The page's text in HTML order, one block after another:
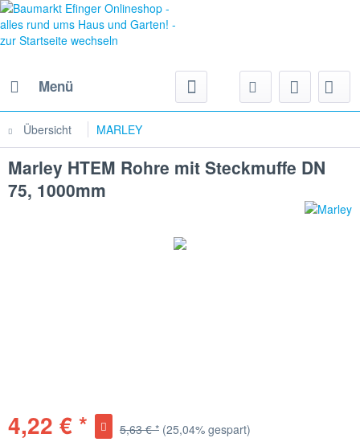
Menü
Übersicht MARLEY
Marley HTEM Rohre mit Steckmuffe DN
75, 1000mm
4,22 € * 5,63 € * (25,04% gespart)